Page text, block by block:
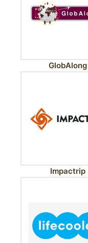
GlobAlong
Impactrip